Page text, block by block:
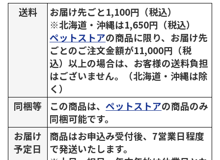
送料
お届け先ごと1,100円（税込）
※北海道・沖縄は1,650円（税込）
ペットストアの商品に限り、お届け先
ごとのご注文金額が11,000円（税
込）以上の場合は、お客様の送料負担
はございません。（北海道・沖縄は除
く）
同梱等
この商品は、 ペットストアの商品のみ
同梱可能です。
お届け
予定日
商品はお申込み受付後、7営業日程度
で発送いたします。